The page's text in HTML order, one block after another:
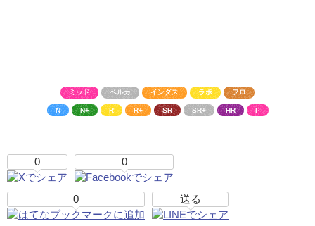
ミッド ベルカ インダス ラボ フロ
N N+ R R+ SR SR+ HR P
0 0
0 送る